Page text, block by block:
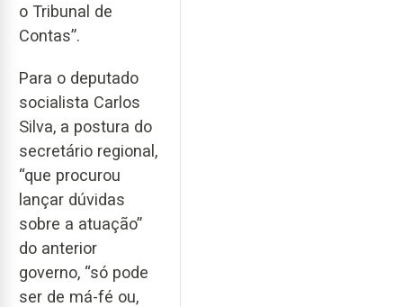
o Tribunal de
Contas”.
Para o deputado
socialista Carlos
Silva, a postura do
secretário regional,
“que procurou
lançar dúvidas
sobre a atuação”
do anterior
governo, “só pode
ser de má-fé ou,